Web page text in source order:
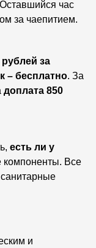
час
за чаепитием.
рублей за
– бесплатно. За
доплата 850
есть ли у
компоненты. Все
и